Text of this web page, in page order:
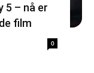
5 – nå er
film
0